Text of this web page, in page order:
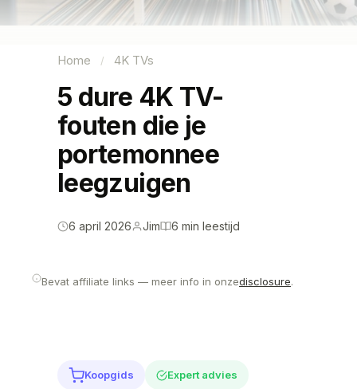
Home / 4K TVs
5 dure 4K TV-
fouten die je
portemonnee
leegzuigen
6 april 2026 Jim 6 min leestijd
Bevat affiliate links — meer info in onzedisclosure.
Koopgids Expert advies